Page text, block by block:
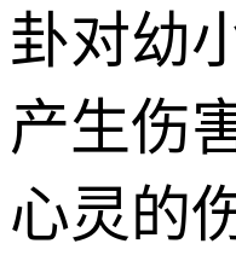
卦对幼
产生伤
心灵的